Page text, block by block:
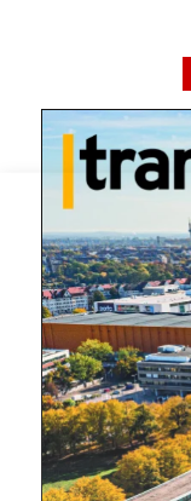
Mit
jede
E-
Mail
(erforderlich)